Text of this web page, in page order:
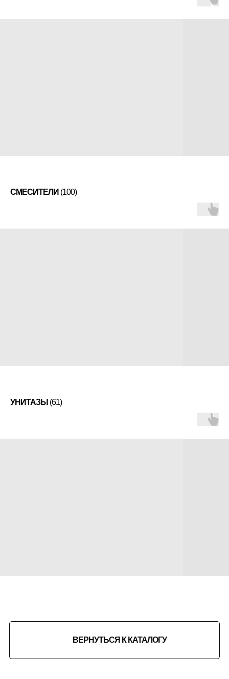
СМЕСИТЕЛИ (100)
УНИТАЗЫ (61)
ВЕРНУТЬСЯ К КАТАЛОГУ